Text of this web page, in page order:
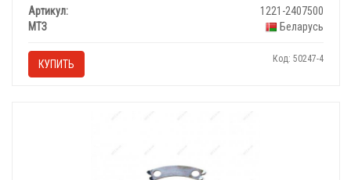
Артикул:
1221-2407500
МТЗ
Беларусь
КУПИТЬ Код: 50247-4